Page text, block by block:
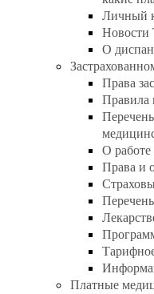
Личный
О
Права
Правила
О работе
Права и
Платные